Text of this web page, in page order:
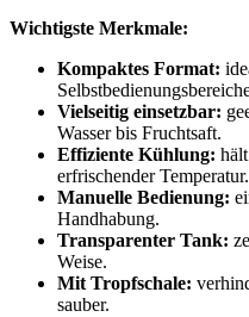
Wichtigste Merkmale:
Kompaktes Format:
Vielseitig einsetzbar:
Wasser bis Fruchtsaft.
Effiziente Kühlung:
erfrischender Temperatur.
Manuelle Bedienung:
Handhabung.
Transparenter Tank:
Weise.
Mit Tropfschale:
sauber.